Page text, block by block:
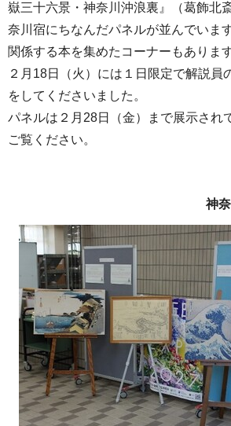
嶽三十六景・神奈川沖浪裏』（葛飾北
奈川宿にちなんだパネルが並んでいます
関係する本を集めたコーナーもあります
２月18日（火）には１日限定で解説員
をしてくださいました。
パネルは２月28日（金）まで展示され
ご覧ください。
神